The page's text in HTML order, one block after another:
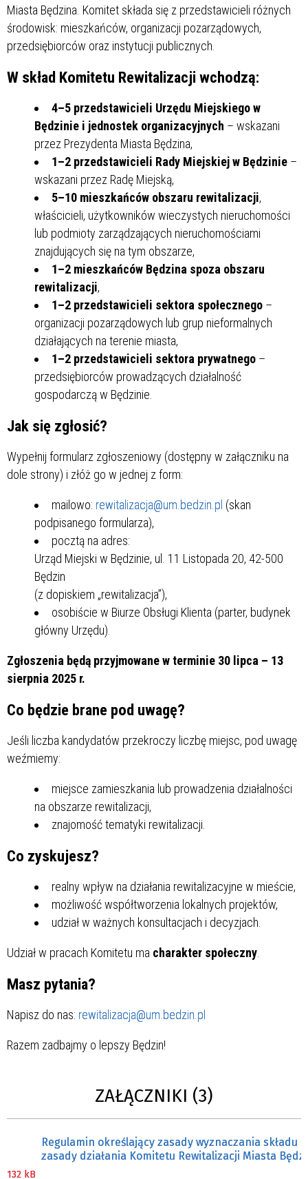
Miasta Będzina. Komitet składa się z przedstawicieli różnych
środowisk: mieszkańców, organizacji pozarządowych,
przedsiębiorców oraz instytucji publicznych.
W skład Komitetu Rewitalizacji wchodzą:
4–5 przedstawicieli Urzędu Miejskiego w
Będzinie i jednostek organizacyjnych – wskazani
przez Prezydenta Miasta Będzina,
1–2 przedstawicieli Rady Miejskiej w Będzinie –
wskazani przez Radę Miejską,
5–10 mieszkańców obszaru rewitalizacji,
właścicieli, użytkowników wieczystych nieruchomości
lub podmioty zarządzających nieruchomościami
znajdujących się na tym obszarze,
1–2 mieszkańców Będzina spoza obszaru
rewitalizacji,
1–2 przedstawicieli sektora społecznego –
organizacji pozarządowych lub grup nieformalnych
działających na terenie miasta,
1–2 przedstawicieli sektora prywatnego –
przedsiębiorców prowadzących działalność
gospodarczą w Będzinie.
Jak się zgłosić?
Wypełnij formularz zgłoszeniowy (dostępny w załączniku na
dole strony) i złóż go w jednej z form:
mailowo: rewitalizacja@um.bedzin.pl (skan
podpisanego formularza),
pocztą na adres:
Urząd Miejski w Będzinie, ul. 11 Listopada 20, 42-500
Będzin
(z dopiskiem „rewitalizacja”),
osobiście w Biurze Obsługi Klienta (parter, budynek
główny Urzędu).
Zgłoszenia będą przyjmowane w terminie 30 lipca – 13
sierpnia 2025 r.
Co będzie brane pod uwagę?
Jeśli liczba kandydatów przekroczy liczbę miejsc, pod uwagę
weźmiemy:
miejsce zamieszkania lub prowadzenia działalności
na obszarze rewitalizacji,
znajomość tematyki rewitalizacji.
Co zyskujesz?
realny wpływ na działania rewitalizacyjne w mieście,
możliwość współtworzenia lokalnych projektów,
udział w ważnych konsultacjach i decyzjach.
Udział w pracach Komitetu ma charakter społeczny
Masz pytania?
Napisz do nas: rewitalizacja@um.bedzin.pl
Razem zadbajmy o lepszy Będzin!
ZAŁĄCZNIKI (3)
Regulamin określający zasady wyznaczania składu
zasady działania Komitetu Rewitalizacji Miasta
132 kB